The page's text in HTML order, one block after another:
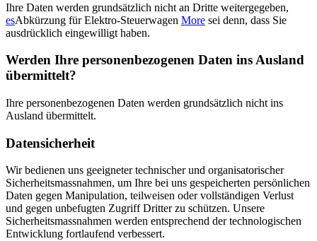
Ihre Daten werden grundsätzlich nicht an Dritte weitergegeben,
esAbkürzung für Elektro-Steuerwagen More sei denn, dass Sie
ausdrücklich eingewilligt haben.
Werden Ihre personenbezogenen Daten ins Ausland
übermittelt?
Ihre personenbezogenen Daten werden grundsätzlich nicht ins
Ausland übermittelt.
Datensicherheit
Wir bedienen uns geeigneter technischer und organisatorischer
Sicherheitsmassnahmen, um Ihre bei uns gespeicherten persönlichen
Daten gegen Manipulation, teilweisen oder vollständigen Verlust
und gegen unbefugten Zugriff Dritter zu schützen. Unsere
Sicherheitsmassnahmen werden entsprechend der technologischen
Entwicklung fortlaufend verbessert.